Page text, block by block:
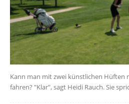
Kann man mit zwei künstlichen Hüften
fahren? "Klar", sagt Heidi Rauch. Sie